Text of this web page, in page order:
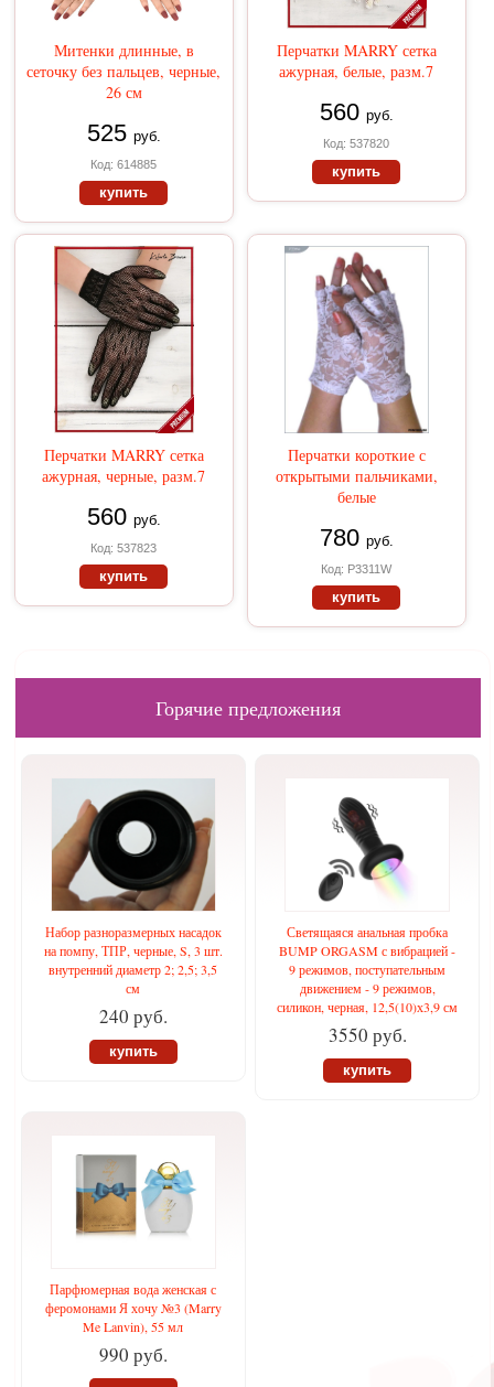
Митенки длинные, в
сеточку без пальцев, черные,
26 см
525 руб.
Код: 614885
купить
Перчатки MARRY сетка
ажурная, белые, разм.7
560 руб.
Код: 537820
купить
Перчатки MARRY сетка
ажурная, черные, разм.7
560 руб.
Код: 537823
купить
Перчатки короткие с
открытыми пальчиками,
белые
780 руб.
Код: P3311W
купить
Горячие предложения
Набор разноразмерных насадок
на помпу, ТПР, черные, S, 3 шт.
внутренний диаметр 2; 2,5; 3,5
см
240 руб.
купить
Светящаяся анальная пробка
BUMP ORGASM с вибрацией -
9 режимов, поступательным
движением - 9 режимов,
силикон, черная, 12,5(10)х3,9 см
3550 руб.
купить
Парфюмерная вода женская с
феромонами Я хочу №3 (Marry
Me Lanvin), 55 мл
990 руб.